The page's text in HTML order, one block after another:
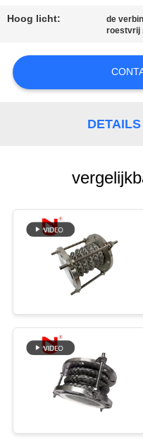
NIEUWS
VERZOEK
OM EEN
Hoog licht: de
roestvrij